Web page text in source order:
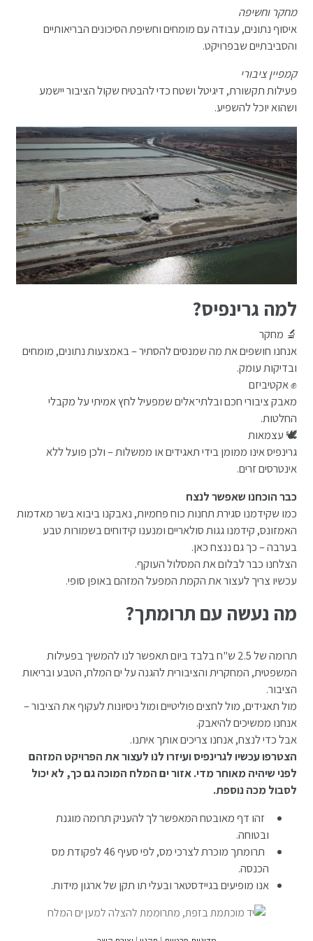
מחקר וחשיפה
איסוף נתונים, עבודה עם מומחים וחשיפת הסיכונים הבריאותיים
והסביבתיים שבפרויקט.
קמפיין ציבורי
פעילות תקשורת, דיגיטל ושטח כדי להבטיח שקול הציבור יישמע
ושהוא יוכל להשפיע.
למה גרינפיס?
🔬 מחקר
אנחנו חושפים את מה שמנסים להסתיר – באמצעות נתונים, מומחים
ובדיקות עומק.
✊ אקטיביזם
מאבק ציבורי חכם ובלתי־אלים שמפעיל לחץ אמיתי על מקבלי
החלטות.
🕊️ עצמאות
גרינפיס אינו ממומן בידי תאגידים או ממשלות – ולכן פועל ללא
אינטרסים זרים.
כבר הוכחנו שאפשר לנצח
כמו שקידמנו סגירת תחנות כוח פחמיות, נאבקנו ביבוא בשר מאדמות
האמזונס, קידמנו גגות סולאריים ומנענו קידוחים בשמורות טבע
בערבה – כך גם ננצח כאן.
הצלחנו כבר לבלום את המסלול העוקף.
עכשיו צריך לעצור את הקמת המפעל המזהם באופן סופי.
מה נעשה עם תרומתך?
תרומה של 2.5 ש"ח בלבד ביום תאפשר לנו להמשיך בפעילות
המשפטית, המחקרית והציבורית להגנה על ים המלח, הטבע ובריאות
הציבור.
מול תאגידים, מול לחצים פוליטיים ומול ניסיונות לעקוף את הציבור –
אנחנו ממשיכים להיאבק.
אבל כדי לנצח, אנחנו צריכים אותך איתנו.
הצטרפו עכשיו לגרינפיס ועיזרו לנו לעצור את הפרויקט המזהם
לפני שיהיה מאוחר מדי. אזור ים המלח המוכה גם כך, לא יכול
לסבול מכה נוספת.
זהו דף מאובטח המאפשר לך להעניק תרומה מוגנת
ובטוחה.
תרומתך מוכרת לצרכי מס, לפי סעיף 46 לפקודת מס
הכנסה.
אנו מופיעים בגיידסטאר ובעלי תו תקן של ארגון מידות.